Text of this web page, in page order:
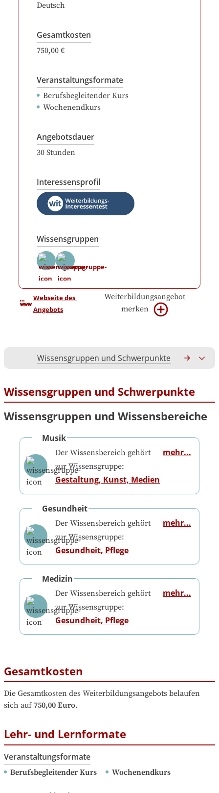
Deutsch
Gesamtkosten
750,00 €
Veranstaltungsformate
Berufsbegleitender Kurs
Wochenendkurs
Angebotsdauer
30 Stunden
Interessensprofil
Wissensgruppen
Webseite des
Angebots
Weiterbildungsangebot
merken
Wissensgruppen und Schwerpunkte
Wissensgruppen und Schwerpunkte
Wissensgruppen und Wissensbereiche
Musik
Der Wissensbereich gehört
zur Wissensgruppe:
Gestaltung, Kunst, Medien
mehr...
Gesundheit
Der Wissensbereich gehört
zur Wissensgruppe:
Gesundheit, Pflege
mehr...
Medizin
Der Wissensbereich gehört
zur Wissensgruppe:
Gesundheit, Pflege
mehr...
Gesamtkosten
Die Gesamtkosten des Weiterbildungsangebots belaufen
sich auf 750,00 Euro.
Lehr- und Lernformate
Veranstaltungsformate
Berufsbegleitender Kurs Wochenendkurs